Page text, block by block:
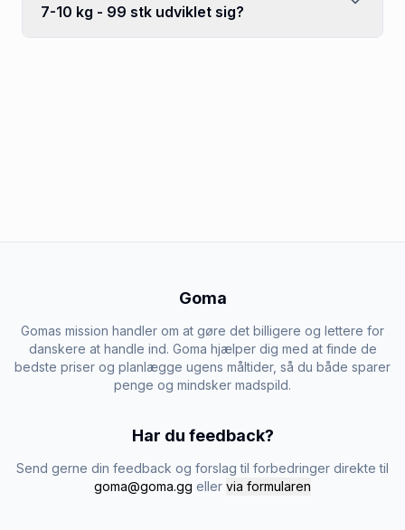
7-10 kg - 99 stk udviklet sig?
Goma
Gomas mission handler om at gøre det billigere og lettere for
danskere at handle ind. Goma hjælper dig med at finde de
bedste priser og planlægge ugens måltider, så du både sparer
penge og mindsker madspild.
Har du feedback?
Send gerne din feedback og forslag til forbedringer direkte til
goma@goma.gg eller via formularen